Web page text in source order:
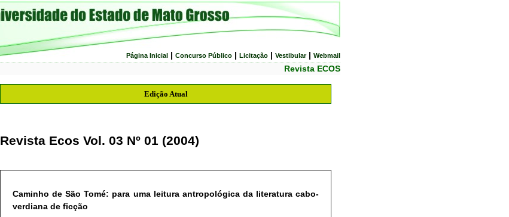
Página Inicial | Concurso Público | Licitação | Vestibular| Webmail
Revista ECOS
Edição Atual
Revista Ecos Vol. 03 Nº 01 (2004)
Caminho de São Tomé: para uma leitura antropológica da literatura cabo-
verdiana de ficção